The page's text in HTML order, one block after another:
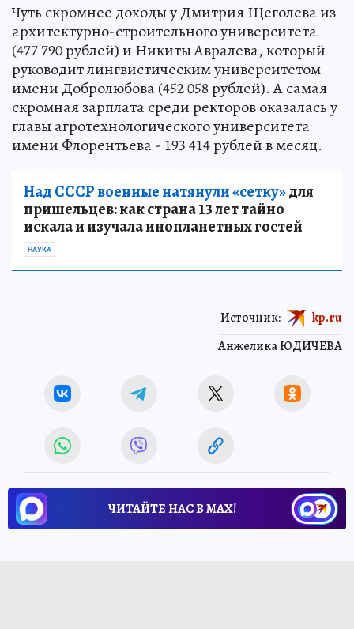
Чуть скромнее доходы у Дмитрия Щеголева из
архитектурно-строительного университета
(477 790 рублей) и Никиты Авралева, который
руководит лингвистическим университетом
имени Добролюбова (452 058 рублей). А самая
скромная зарплата среди ректоров оказалась у
главы агротехнологического университета
имени Флорентьева - 193 414 рублей в месяц.
Над СССР военные натянули «сетку»для
пришельцев: как страна 13 лет тайно
искала и изучала инопланетных гостей
НАУКА
Анжелика ЮДИЧЕВА
Источник: kp.ru
ЧИТАЙТЕ НАС В МАХ!